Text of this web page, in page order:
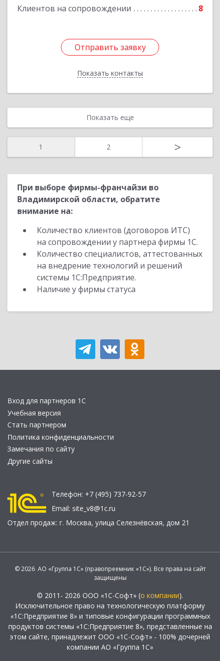
Клиентов на сопровождении 8
Отправить заявку
Показать контакты
Отправить заявку
Назад
Показать еще
1 2 >
При выборе фирмы-франчайзи во
Владимирской области, обратите
внимание на:
Количество клиентов (договоров ИТС)
на сопровождении у партнера фирмы 1С.
Количество специалистов, аттестованных
на внедрение технологий и решений
системы 1С:Предприятие.
Наличие у фирмы статуса
Вход для партнеров 1С
Учебная версия
Стать партнером
Политика конфиденциальности
Замечания по сайту
Другие сайты
Телефон: +7 (495) 737-92-57
Email: site_v8@1c.ru
Отдел продаж: г. Москва, улица Селезнёвская, дом 21
© 2026 АО «Группа 1С» (правопреемник «1С»). Все права на сайт
защищены
© 2011- 2026 ООО «1С-Софт» (о компании).
Исключительное право на технологическую платформу
«1С:Предприятие 8» и типовые конфигурации программных
продуктов системы «1С:Предприятие 8», представленные на
этом сайте, принадлежит ООО «1С-Софт» - 100% дочерней
компании АО «Группа 1С»